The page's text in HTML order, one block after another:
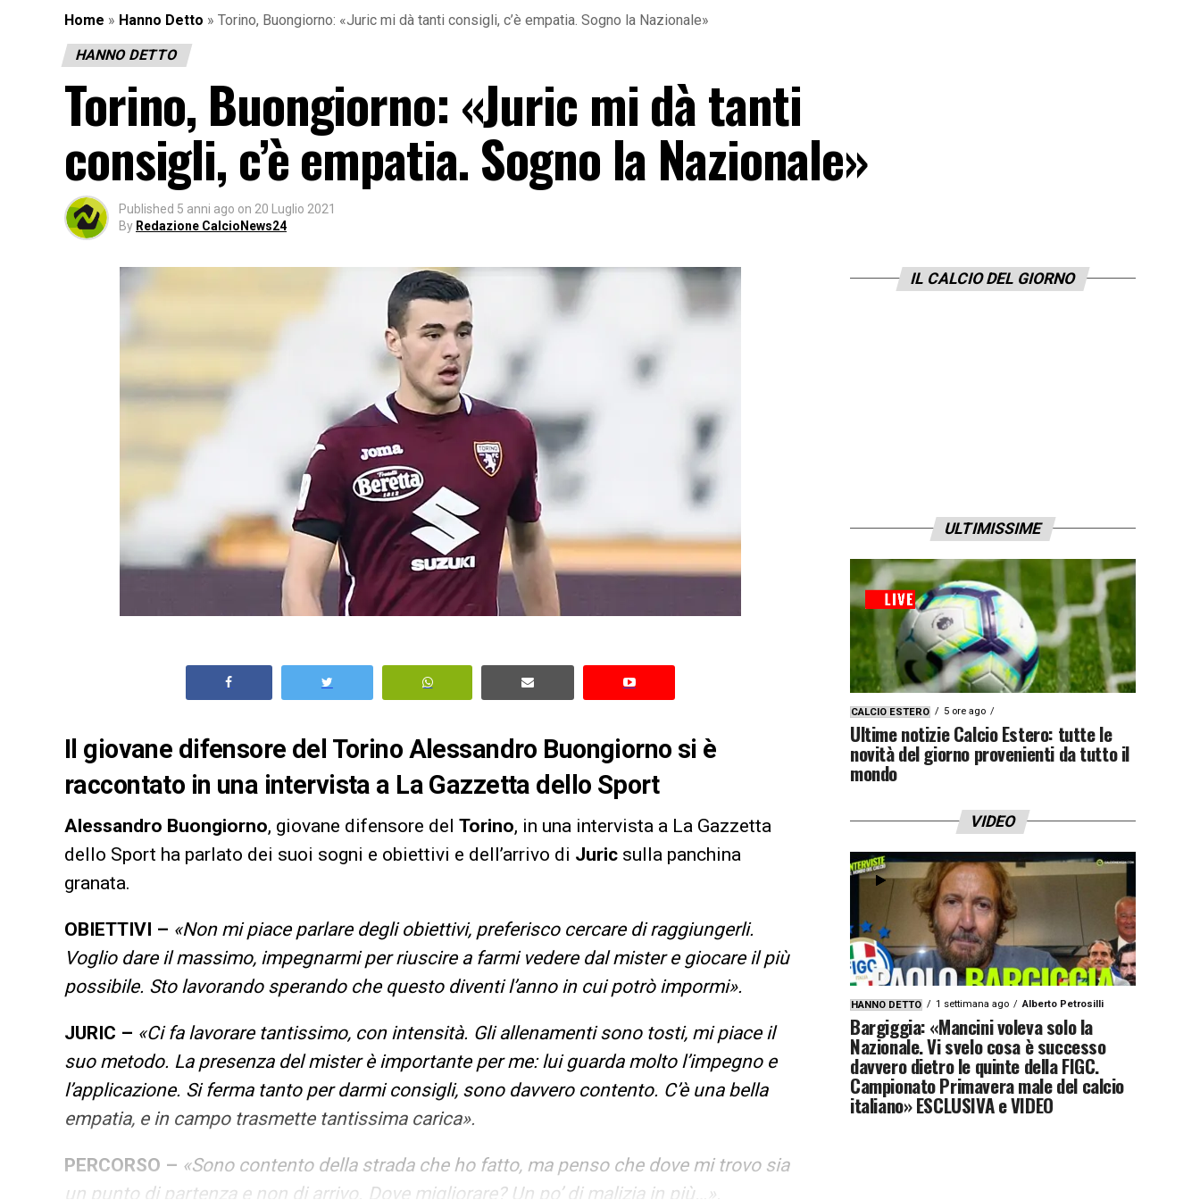
Home » Hanno Detto » Torino, Buongiorno: «Juric mi dà tanti consigli, c’è empatia. Sogno la Nazionale»
HANNO DETTO
Torino, Buongiorno: «Juric mi dà tanti
consigli, c’è empatia. Sogno la Nazionale»
Published 5 anni ago on 20 Luglio 2021
By Redazione CalcioNews24
Il giovane difensore del Torino Alessandro Buongiorno si è
raccontato in una intervista a La Gazzetta dello Sport
Alessandro Buongiorno, giovane difensore del Torino, in una intervista a La Gazzetta
dello Sport ha parlato dei suoi sogni e obiettivi e dell’arrivo di Juric sulla panchina
granata.
OBIETTIVI – «Non mi piace parlare degli obiettivi, preferisco cercare di raggiungerli.
Voglio dare il massimo, impegnarmi per riuscire a farmi vedere dal mister e giocare il più
possibile. Sto lavorando sperando che questo diventi l’anno in cui potrò impormi».
JURIC – «Ci fa lavorare tantissimo, con intensità. Gli allenamenti sono tosti, mi piace il
suo metodo. La presenza del mister è importante per me: lui guarda molto l’impegno e
l’applicazione. Si ferma tanto per darmi consigli, sono davvero contento. C’è una bella
empatia, e in campo trasmette tantissima carica».
PERCORSO – «Sono contento della strada che ho fatto, ma penso che dove mi trovo sia
un punto di partenza e non di arrivo. Dove migliorare? Un po’ di malizia in più…».
IL CALCIO DEL GIORNO
ULTIMISSIME
CALCIO ESTERO 5 ore ago
Ultime notizie Calcio Estero: tutte le
novità del giorno provenienti da tutto il
mondo
VIDEO
HANNO DETTO 1 settimana ago Alberto Petrosilli
Bargiggia: «Mancini voleva solo la
Nazionale. Vi svelo cosa è successo
davvero dietro le quinte della FIGC.
Campionato Primavera male del calcio
italiano» ESCLUSIVA e VIDEO